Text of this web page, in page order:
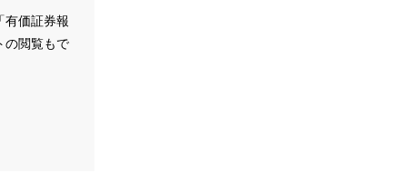
有価証券報
の閲覧もで